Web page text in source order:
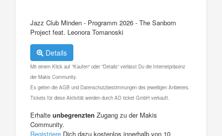
Jazz Club Minden - Programm 2026 - The Sanborn
Project feat. Leonora Tomanoski
Details
Mit einem Klick auf "Kaufen" oder "Details" verlässt Du die Internetpräsenz
der Makis Community.
Es gelten die AGB und Datenschutzbestimmungen des jeweiligen Anbieters.
Tickets für diese Aktivität werden durch AD ticket GmbH verkauft.
Erhalte unbegrenzten Zugang zu der Makis
Community.
Registriere Dich dazu kostenlos innerhalb von 10